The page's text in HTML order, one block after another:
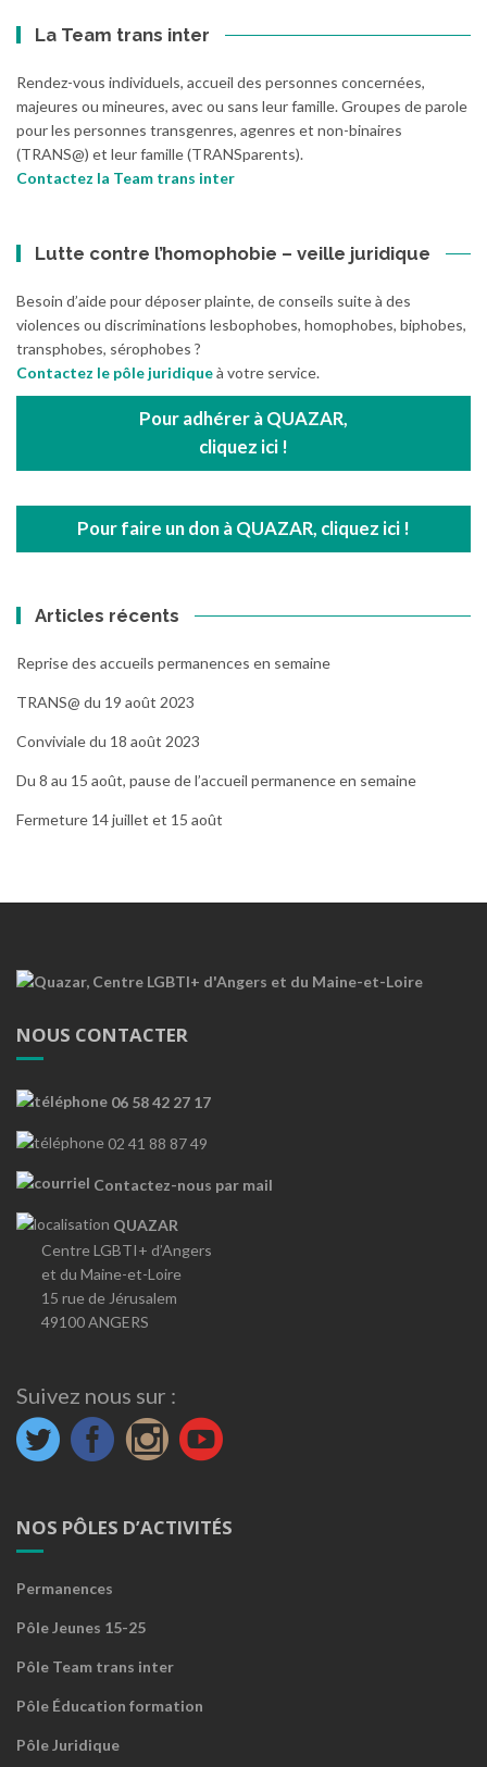
La Team trans inter
Rendez-vous individuels, accueil des personnes concernées,
majeures ou mineures, avec ou sans leur famille. Groupes de parole
pour les personnes transgenres, agenres et non-binaires
(TRANS@) et leur famille (TRANSparents).
Contactez la Team trans inter
Lutte contre l’homophobie – veille juridique
Besoin d’aide pour déposer plainte, de conseils suite à des
violences ou discriminations lesbophobes, homophobes, biphobes,
transphobes, sérophobes ?
Contactez le pôle juridiqueà votre service.
Pour adhérer à QUAZAR,
cliquez ici !
Pour faire un don à QUAZAR, cliquez ici !
Articles récents
Reprise des accueils permanences en semaine
TRANS@ du 19 août 2023
Conviviale du 18 août 2023
Du 8 au 15 août, pause de l’accueil permanence en semaine
Fermeture 14 juillet et 15 août
NOUS CONTACTER
06 58 42 27 17
02 41 88 87 49
Contactez-nous par mail
QUAZAR
Centre LGBTI+ d’Angers
et du Maine-et-Loire
15 rue de Jérusalem
49100 ANGERS
Suivez nous sur :
NOS PÔLES D’ACTIVITÉS
Permanences
Pôle Jeunes 15-25
Pôle Team trans inter
Pôle Éducation formation
Pôle Juridique